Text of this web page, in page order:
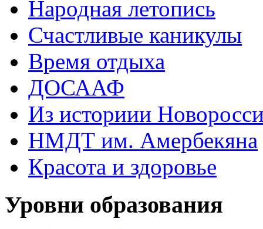
Народная летопись
Счастливые каникулы
Время отдыха
ДОСААФ
Из историии
НМДТ им. Амербекяна
Красота и здоровье
Уровни образования